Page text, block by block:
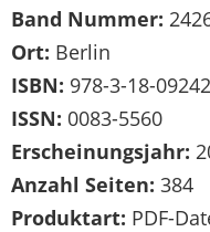
Band Nummer:
Ort: Berlin
ISBN: 978-3-18-
ISSN: 0083-5560
Erscheinungsjahr:
Anzahl Seiten: 384
Produktart: PDF-